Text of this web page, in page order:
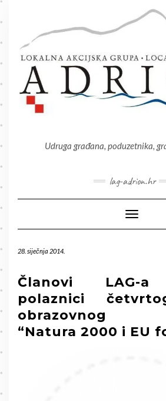
Skip
Udruga građana, poduzetnika,
lag-adrion.hr
Toggle
28. siječnja 2014.
Članovi LAG-a
polaznici
obrazovnog
“Natura 2000 i EU